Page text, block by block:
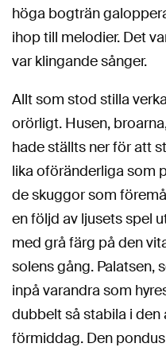
höga bogträn
ihop till melodier. Det
var klingande sånger.
Allt som stod stilla
orörligt. Husen,
hade ställts ner för att
lika oföränderliga som
de skuggor som
en följd av ljusets spel
med grå färg på den
solens gång. Palatsen,
inpå varandra som
dubbelt så stabila i
förmiddag. Den